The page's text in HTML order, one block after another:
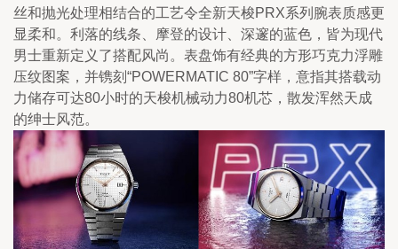
丝和抛光处理相结合的工艺令全新天梭PRX系列腕表质感更
显柔和。利落的线条、摩登的设计、深邃的蓝色，皆为现代
男士重新定义了搭配风尚。表盘饰有经典的方形巧克力浮雕
压纹图案，并镌刻“POWERMATIC 80”字样，意指其搭载动
力储存可达80小时的天梭机械动力80机芯，散发浑然天成
的绅士风范。